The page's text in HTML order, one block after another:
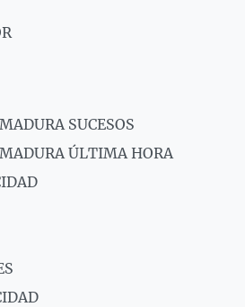
SUCESOS
ÚLTIMA HORA